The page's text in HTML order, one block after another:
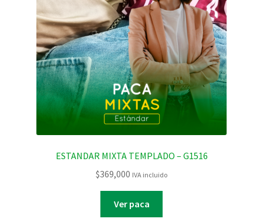
ESTANDAR MIXTA TEMPLADO – G1516
$369,000 IVA incluido
Ver paca